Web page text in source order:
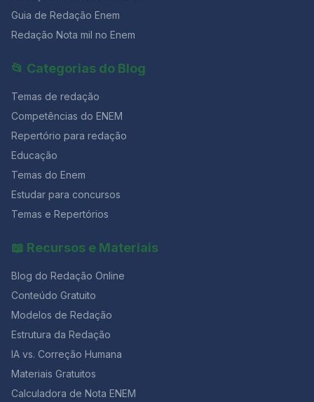
Guia de Redação Enem
Redação Nota mil no Enem
📂 Categorias do Blog
Temas de redação
Competências do ENEM
Repertório para redação
Educação
Temas do Enem
Estudar para concursos
Temas e Repertórios
📖 Recursos e Materiais
Blog do Redação Online
Conteúdo Gratuito
Modelos de Redação
Estrutura da Redação
IA vs. Correção Humana
Materiais Gratuitos
Calculadora de Nota ENEM